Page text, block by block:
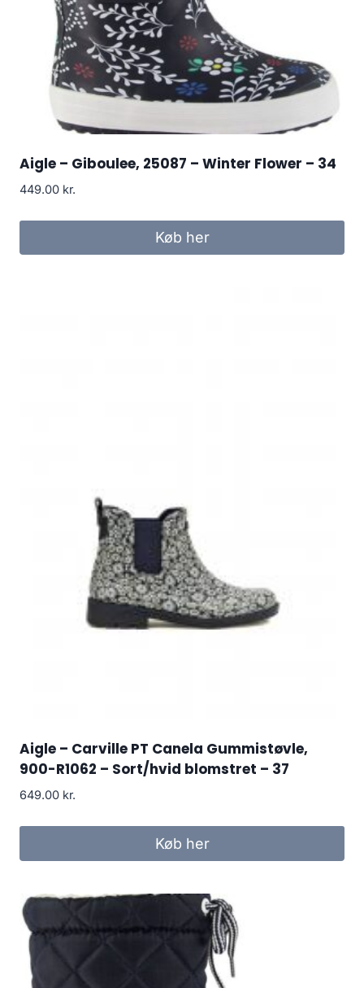
Aigle – Giboulee, 25087 – Winter Flower – 34
449.00 kr.
Køb her
Aigle – Carville PT Canela Gummistøvle,
900-R1062 – Sort/hvid blomstret – 37
649.00 kr.
Køb her